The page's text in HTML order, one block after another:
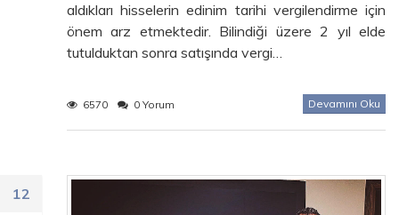
aldıkları hisselerin edinim tarihi vergilendirme için
önem arz etmektedir. Bilindiği üzere 2 yıl elde
tutulduktan sonra satışında vergi…
6570 0 Yorum Devamını Oku
12